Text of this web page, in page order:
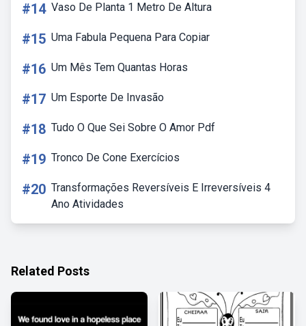
#14 Vaso De Planta 1 Metro De Altura
#15 Uma Fabula Pequena Para Copiar
#16 Um Mês Tem Quantas Horas
#17 Um Esporte De Invasão
#18 Tudo O Que Sei Sobre O Amor Pdf
#19 Tronco De Cone Exercícios
#20 Transformações Reversíveis E Irreversíveis 4
Ano Atividades
Related Posts